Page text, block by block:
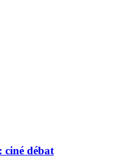
ciné débat